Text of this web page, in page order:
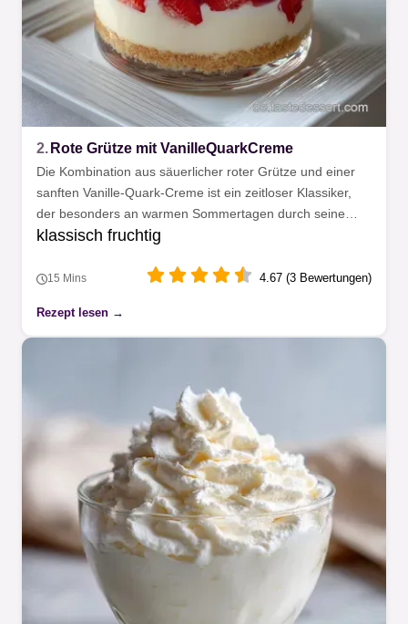
2. Rote Grütze mit VanilleQuarkCreme
Die Kombination aus säuerlicher roter Grütze und einer
sanften Vanille-Quark-Creme ist ein zeitloser Klassiker,
der besonders an warmen Sommertagen durch seine
ausgewogene und erfrischende Note punktet.
klassisch fruchtig
15 Mins 4.67 (3 Bewertungen)
Rezept lesen →